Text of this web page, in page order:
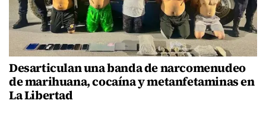
Desarticulan una banda de narcomenudeo
de marihuana, cocaína y metanfetaminas en
La Libertad